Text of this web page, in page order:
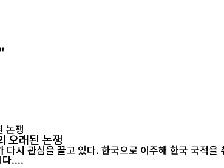
오래된 논쟁
시 관심을 끌고 있다. 한국으로 이주해 한국 국적
다....